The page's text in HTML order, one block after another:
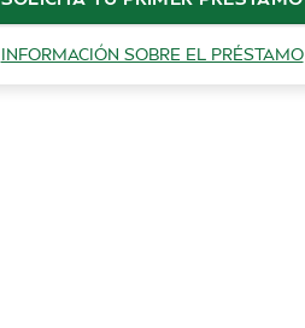
INFORMACIÓN SOBRE EL PRÉSTAMO